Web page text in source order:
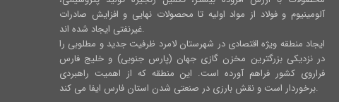
آلومینیوم و فولاد از مواد اولیه تا محصولات نهایی و افزایش صادرات
غیرنفتی ایجاد شده اند.
ایجاد منطقه ویژه اقتصادی در شهرستان لامرد ظرفیت جدید و مطلوبی را
در نزدیکی بزرگترین مخزن گازی جهان (پارس جنوبی) و خلیج فارس
فراروی کشور فراهم آورده است. این منطقه که از اهمیت راهبردی
برخوردار است و نقش بارزی در صنعتی شدن استان فارس ایفا می کند.